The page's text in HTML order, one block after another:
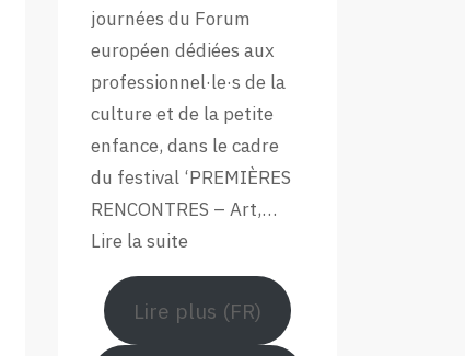
journées du Forum
européen dédiées aux
professionnel·le·s de la
culture et de la petite
enfance, dans le cadre
du festival ‘PREMIÈRES
RENCONTRES – Art,…
Lire la suite
Retour
en
Lire plus (FR)